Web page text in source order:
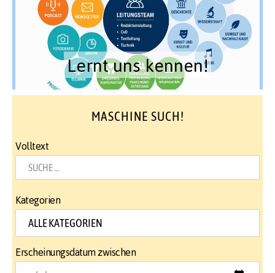
Lernt uns kennen!
MASCHINE SUCH!
Volltext
Kategorien
Erscheinungsdatum zwischen